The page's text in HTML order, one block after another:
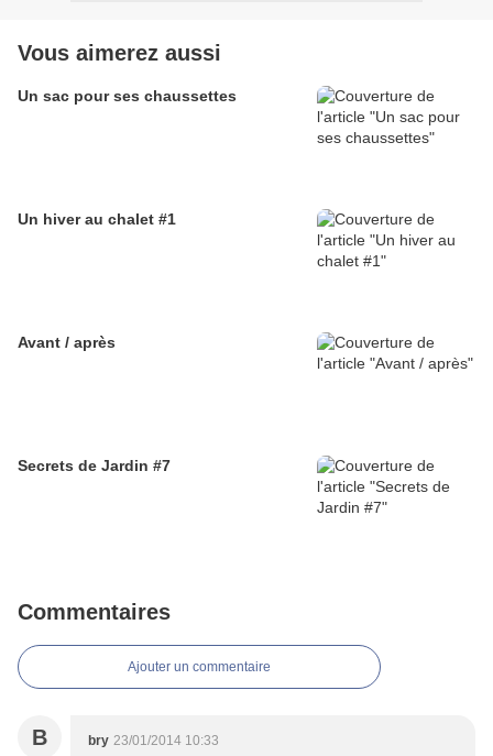
Vous aimerez aussi
Un sac pour ses chaussettes
Un hiver au chalet #1
Avant / après
Secrets de Jardin #7
Commentaires
Ajouter un commentaire
B bry 23/01/2014 10:33